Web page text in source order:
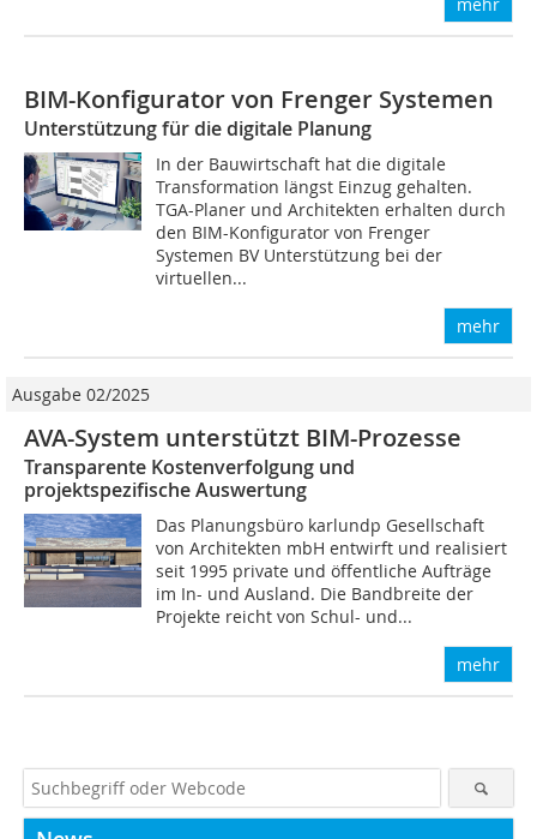
BIM-Konfigurator von Frenger Systemen
Unterstützung für die digitale Planung
In der Bauwirtschaft hat die digitale
Transformation längst Einzug gehalten.
TGA-Planer und Architekten erhalten durch
den BIM-Konfigurator von Frenger
Systemen BV Unterstützung bei der
virtuellen...
mehr
Ausgabe 02/2025
AVA-System unterstützt BIM-Prozesse
Transparente Kostenverfolgung und
projektspezifische Auswertung
Das Planungsbüro karlundp Gesellschaft
von Architekten mbH entwirft und realisiert
seit 1995 private und öffentliche Aufträge
im In- und Ausland. Die Bandbreite der
Projekte reicht von Schul- und...
mehr